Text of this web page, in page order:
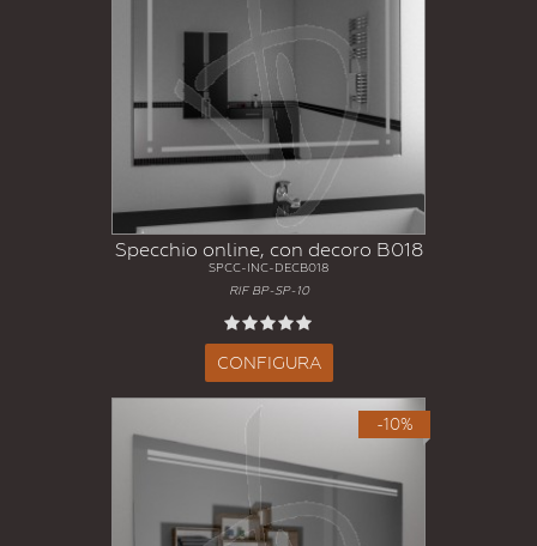
Specchio online, con decoro B018
SPCC-INC-DECB018
RIF BP-SP-10
CONFIGURA
-10%